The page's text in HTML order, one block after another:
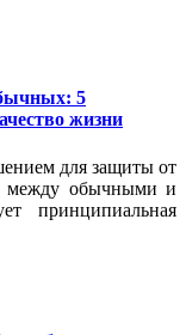
5
жизни
для защиты от
между обычными и
принципиальная